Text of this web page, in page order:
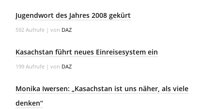
Jugendwort des Jahres 2008 gekürt
592 Aufrufe | von DAZ
Kasachstan führt neues Einreisesystem ein
199 Aufrufe | von DAZ
Monika Iwersen: „Kasachstan ist uns näher, als viele
denken“